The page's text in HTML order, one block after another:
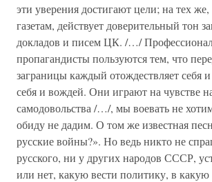
эти уверения достигают цели; на тех
газетам, действует доверительный тон
докладов и писем ЦК. /…/
пропагандисты пользуются тем, что
заграницы каждый отождествляет себя и
себя и вождей. Они играют на чувстве
самодовольства /…/, мы воевать не
обиду не дадим. О том же известная
русские войны?». Но ведь никто не
русского, ни у других народов СССР,
или нет, какую вести политику, в какую